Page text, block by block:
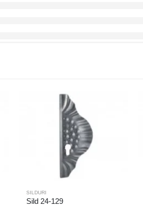
SILDURI
Sild 24-129